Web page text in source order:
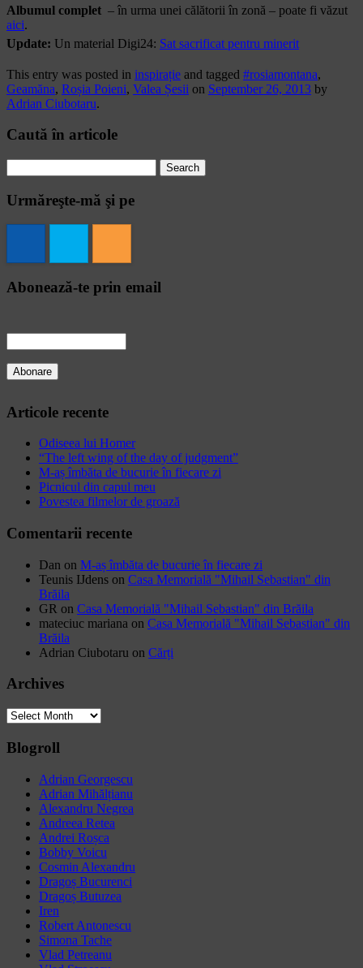
Albumul complet – în urma unei călătorii în zonă – poate fi văzut
aici.
Update: Un material Digi24: Sat sacrificat pentru minerit
This entry was posted in inspirație and tagged #rosiamontana,
Geamăna, Roșia Poieni, Valea Șesii on September 26, 2013 by
Adrian Ciubotaru.
Caută în articole
for:
Urmăreşte-mă şi pe
Abonează-te prin email
Articole recente
Odiseea lui Homer
“The left wing of the day of judgment”
M-aș îmbăta de bucurie în fiecare zi
Picnicul din capul meu
Povestea filmelor de groază
Comentarii recente
Dan on M-aș îmbăta de bucurie în fiecare zi
Teunis IJdens on Casa Memorială "Mihail Sebastian" din
Brăila
GR on Casa Memorială "Mihail Sebastian" din Brăila
mateciuc mariana on Casa Memorială "Mihail Sebastian" din
Brăila
Adrian Ciubotaru on Cărți
Archives
Archives
Blogroll
Adrian Georgescu
Adrian Mihălțianu
Alexandru Negrea
Andreea Retea
Andrei Roșca
Bobby Voicu
Cosmin Alexandru
Dragoș Bucurenci
Dragoș Butuzea
Iren
Robert Antonescu
Simona Tache
Vlad Petreanu